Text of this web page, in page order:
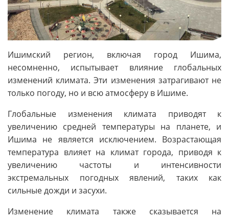
Ишимский регион, включая город Ишима,
несомненно, испытывает влияние глобальных
изменений климата. Эти изменения затрагивают не
только погоду, но и всю атмосферу в Ишиме.
Глобальные изменения климата приводят к
увеличению средней температуры на планете, и
Ишима не является исключением. Возрастающая
температура влияет на климат города, приводя к
увеличению частоты и интенсивности
экстремальных погодных явлений, таких как
сильные дожди и засухи.
Изменение климата также сказывается на